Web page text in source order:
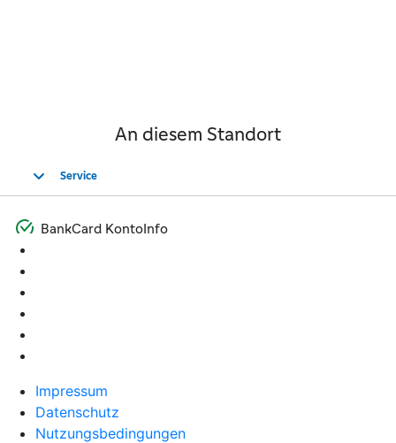
Impressum
Datenschutz
Nutzungsbedingungen